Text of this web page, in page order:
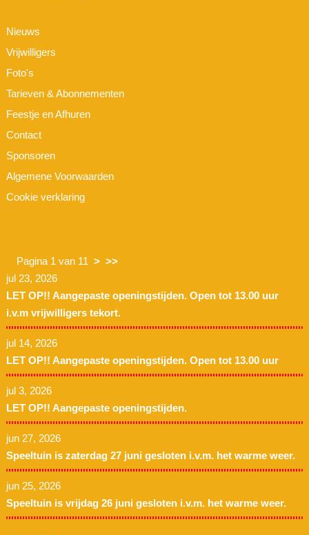
Nieuws
Vrijwilligers
Foto's
Tarieven & Abonnementen
Feestje en Afhuren
Contact
Sponsoren
Algemene Voorwaarden
Cookie verklaring
Pagina 1 van 11 > >>
jul 23, 2026
LET OP!! Aangepaste openingstijden. Open tot 13.00 uur
i.v.m vrijwilligers tekort.
jul 14, 2026
LET OP!! Aangepaste openingstijden. Open tot 13.00 uur
jul 3, 2026
LET OP!! Aangepaste openingstijden.
jun 27, 2026
Speeltuin is zaterdag 27 juni gesloten i.v.m. het warme weer.
jun 25, 2026
Speeltuin is vrijdag 26 juni gesloten i.v.m. het warme weer.